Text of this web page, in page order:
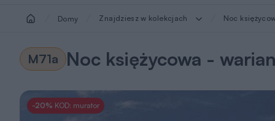
Domy Znajdziesz w kolekcjach Noc
M71a Noc księżycowa -
-20% KOD: murator